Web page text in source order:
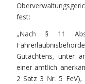
fest:
„Nach § 11
Gutachtens, unter
einer amtlich
2 Satz 3 Nr. 5 FeV),